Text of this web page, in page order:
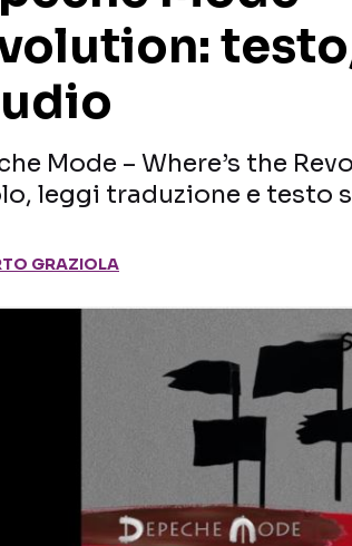
Mode – Where’s the
leggi traduzione e testo
GRAZIOLA